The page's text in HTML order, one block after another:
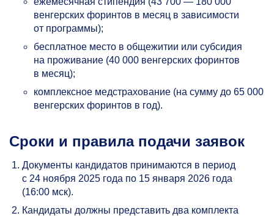
венгерских форинтов в месяц в зависимости
от программы);
бесплатное место в общежитии или субсидия
на проживание (40 000 венгерских форинтов
в месяц);
комплексное медстрахование (на сумму до 65 000
венгерских форинтов в год).
Сроки и правила подачи заявок
Документы кандидатов принимаются в период
с 24 ноября 2025 года по 15 января 2026 года
(16:00 мск).
Кандидаты должны представить два комплекта